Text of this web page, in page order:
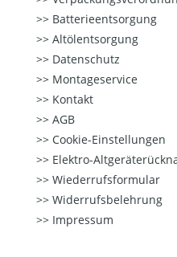
Batterieentsorgung
Altölentsorgung
Datenschutz
Montageservice
Kontakt
AGB
Cookie-Einstellungen
Elektro-
Wiederrufsformular
Widerrufsbelehrung
Impressum